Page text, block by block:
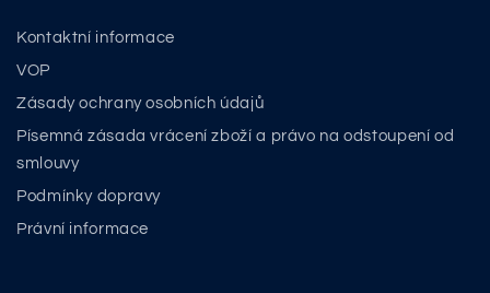
Kontaktní informace
VOP
Zásady ochrany osobních údajů
Písemná zásada vrácení zboží a právo na odstoupení od
smlouvy
Podmínky dopravy
Právní informace